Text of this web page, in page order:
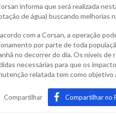
informa que será realizada
de água) buscando melhorias
com a Corsan, a operação
por parte de toda
no decorrer do dia. Os níveis
necessárias para que os
relatada tem como
Compartilhar Compartilhar no